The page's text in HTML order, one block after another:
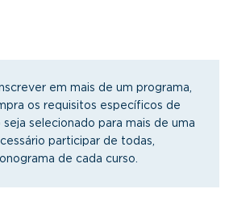
em mais de um programa,
os requisitos específicos de
seja selecionado para mais de uma
participar de todas,
de cada curso.